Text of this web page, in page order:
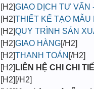
[H2]GIAO DỊCH TƯ
[H2]THIẾT KẾ TẠO
[H2]QUY TRÌNH SẢN
[H2]GIAO HÀNG[/H2]
[H2]THANH TOÁN [/H2]
[H2] LIÊN HỆ CHI CHI
[H2][/H2]